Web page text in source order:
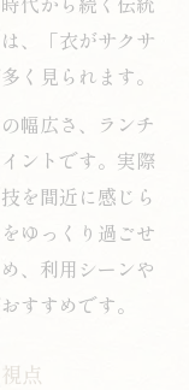
、「衣がサクサ
く見られます。
幅広さ、ランチ
ントです。実際
を間近に感じら
ゆっくり過ごせ
、利用シーンや
すすめです。
点